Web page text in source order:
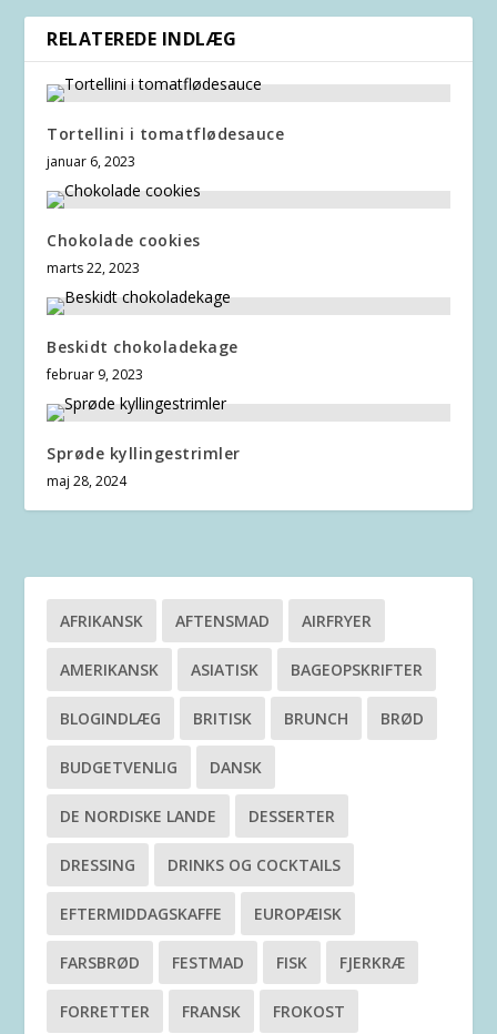
RELATEREDE INDLÆG
Tortellini i tomatflødesauce
januar 6, 2023
Chokolade cookies
marts 22, 2023
Beskidt chokoladekage
februar 9, 2023
Sprøde kyllingestrimler
maj 28, 2024
AFRIKANSK AFTENSMAD AIRFRYER
AMERIKANSK ASIATISK BAGEOPSKRIFTER
BLOGINDLÆG BRITISK BRUNCH BRØD
BUDGETVENLIG DANSK
DE NORDISKE LANDE DESSERTER
DRESSING DRINKS OG COCKTAILS
EFTERMIDDAGSKAFFE EUROPÆISK
FARSBRØD FESTMAD FISK FJERKRÆ
FORRETTER FRANSK FROKOST